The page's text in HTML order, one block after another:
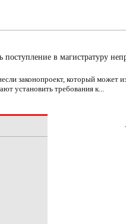
поступление в магистратуру
законопроект, который может
установить требования к...